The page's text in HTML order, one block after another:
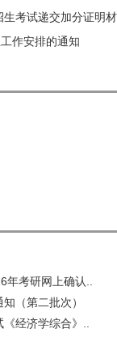
考试递交加分证明
作安排的通知
考研网上确认..
（第二批次）
经济学综合》..